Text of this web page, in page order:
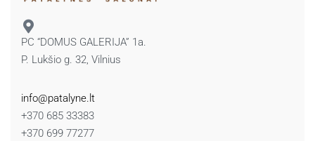
PC “DOMUS GALERIJA” 1a.
P. Lukšio g. 32, Vilnius
info@patalyne.lt
+370 685 33383
+370 699 77277